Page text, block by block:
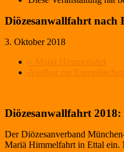
Diözesanwallfahrt nach
3. Oktober 2018
«
Mariä Himmelfahrt
Ausflug zur
Diözesanwallfahrt 2018:
Der Diözesanverband
Mariä Himmelfahrt in Ettal ein.